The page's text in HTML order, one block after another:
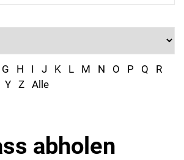
G H I J K L M N O P Q
R
Y Z Alle
abholen